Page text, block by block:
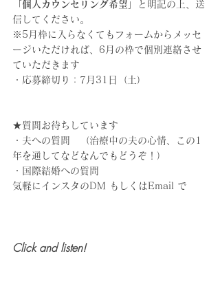
個人カウンセリング希望 」と明記の上、送
信してください。
※5月枠に入らなくてもフォームからメッセ
ージいただければ、6月の枠で個別連絡させ
ていただきます
・応募締切り：7月31日（土）
★質問お待ちしています
・夫への質問　（治療中の夫の心情、この1
年を通してなどなんでもどうぞ！）
・国際結婚への質問
気軽にインスタのDM もしくはEmail で
Click and listen!